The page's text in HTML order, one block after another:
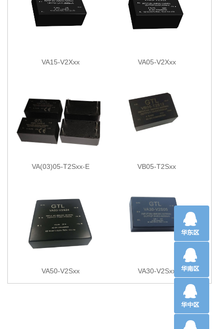
VA15-V2Xxx VA05-V2Xxx
VA(03)05-T2Sxx-E VB05-T2Sxx
VA50-V2Sxx VA30-V2Sxx